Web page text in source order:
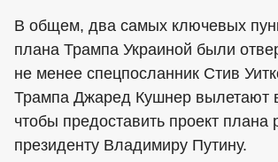
В общем, два самых ключевых
плана Трампа Украиной были
не менее спецпосланник Стив
Трампа Джаред Кушнер вылетают
чтобы предоставить проект плана
президенту Владимиру Путину.